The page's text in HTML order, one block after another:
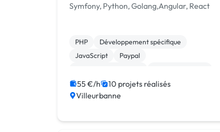
Symfony, Python, Golang,Angular, React
PHP
Développement spécifique
JavaScript
Paypal
Installation de Script
Angular
Node.js
55 €/h
10 projets réalisés
Villeurbanne